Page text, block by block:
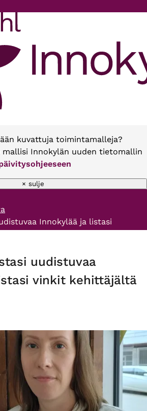
kuvattuja toimintamalleja?
Innokylän uuden tietomallin
× sulje
Innokylää ja listasi
uudistuvaa
vinkit kehittäjältä